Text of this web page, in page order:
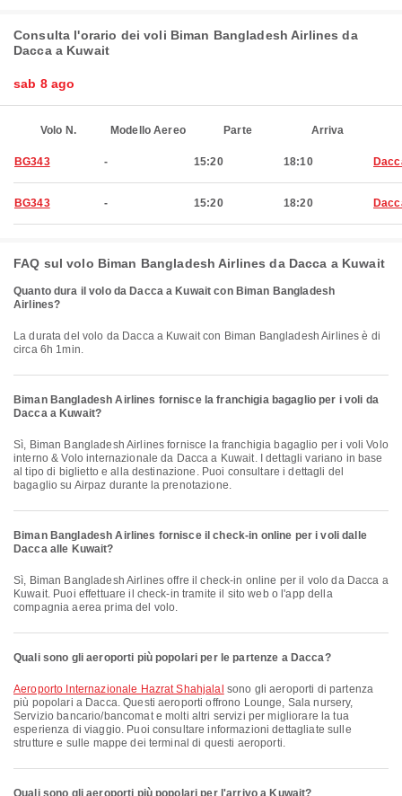
Consulta l'orario dei voli Biman Bangladesh Airlines da
Dacca a Kuwait
sab 8 ago
Volo N. Modello Aereo Parte Arriva
BG343 - 15:20 18:10
BG343 - 15:20 18:20
FAQ sul volo Biman Bangladesh Airlines da Dacca a Kuwait
Quanto dura il volo da Dacca a Kuwait con Biman Bangladesh
Airlines?
La durata del volo da Dacca a Kuwait con Biman Bangladesh Airlines è di
circa 6h 1min.
Biman Bangladesh Airlines fornisce la franchigia bagaglio per i voli da
Dacca a Kuwait?
Sì, Biman Bangladesh Airlines fornisce la franchigia bagaglio per i voli Volo
interno & Volo internazionale da Dacca a Kuwait. I dettagli variano in base
al tipo di biglietto e alla destinazione. Puoi consultare i dettagli del
bagaglio su Airpaz durante la prenotazione.
Biman Bangladesh Airlines fornisce il check-in online per i voli dalle
Dacca alle Kuwait?
Sì, Biman Bangladesh Airlines offre il check-in online per il volo da Dacca a
Kuwait. Puoi effettuare il check-in tramite il sito web o l'app della
compagnia aerea prima del volo.
Quali sono gli aeroporti più popolari per le partenze a Dacca?
Aeroporto Internazionale Hazrat Shahjalal sono gli aeroporti di partenza
più popolari a Dacca. Questi aeroporti offrono Lounge, Sala nursery,
Servizio bancario/bancomat e molti altri servizi per migliorare la tua
esperienza di viaggio. Puoi consultare informazioni dettagliate sulle
strutture e sulle mappe dei terminal di questi aeroporti.
Quali sono gli aeroporti più popolari per l'arrivo a Kuwait?